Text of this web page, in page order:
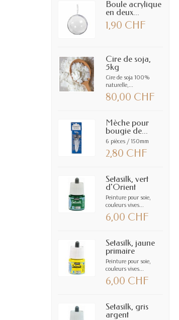
Boule acrylique
en deux...
1,90 CHF
Cire de soja,
5kg
Cire de soja 100%
naturelle,...
80,00 CHF
Mèche pour
bougie de...
6 pièces / 150mm
2,80 CHF
Setasilk, vert
d'Orient
Peinture pour soie,
couleurs vives...
6,00 CHF
Setasilk, jaune
primaire
Peinture pour soie,
couleurs vives...
6,00 CHF
Setasilk, gris
argent